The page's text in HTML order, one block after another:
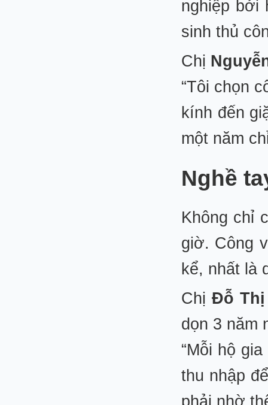
nghiệp bởi
sinh thủ
Chị
“Tôi chọn
kính đến
một năm
Nghề
Không chỉ
giờ. Công
kể, nhất là
ChịĐỗ Thị
dọn 3 năm
“Mỗi hộ
thu nhập
phải nhờ